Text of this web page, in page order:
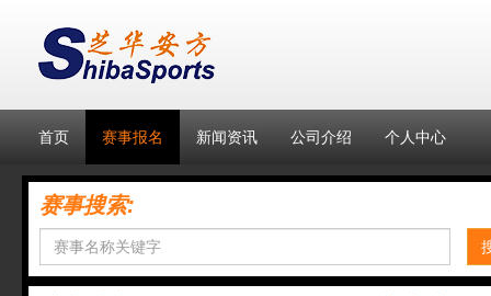
首页 赛事报名 新闻资讯 公司介绍 个人中心
赛事搜索: